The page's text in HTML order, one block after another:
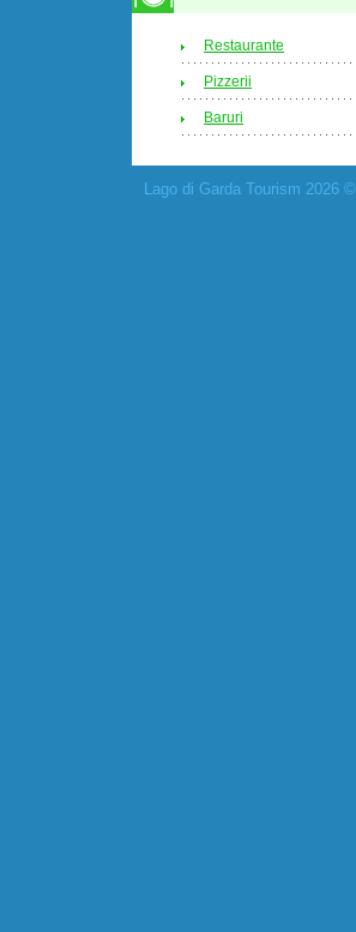
Restaurante
Pizzerii
Baruri
Lago di Garda Tourism 2026 ©